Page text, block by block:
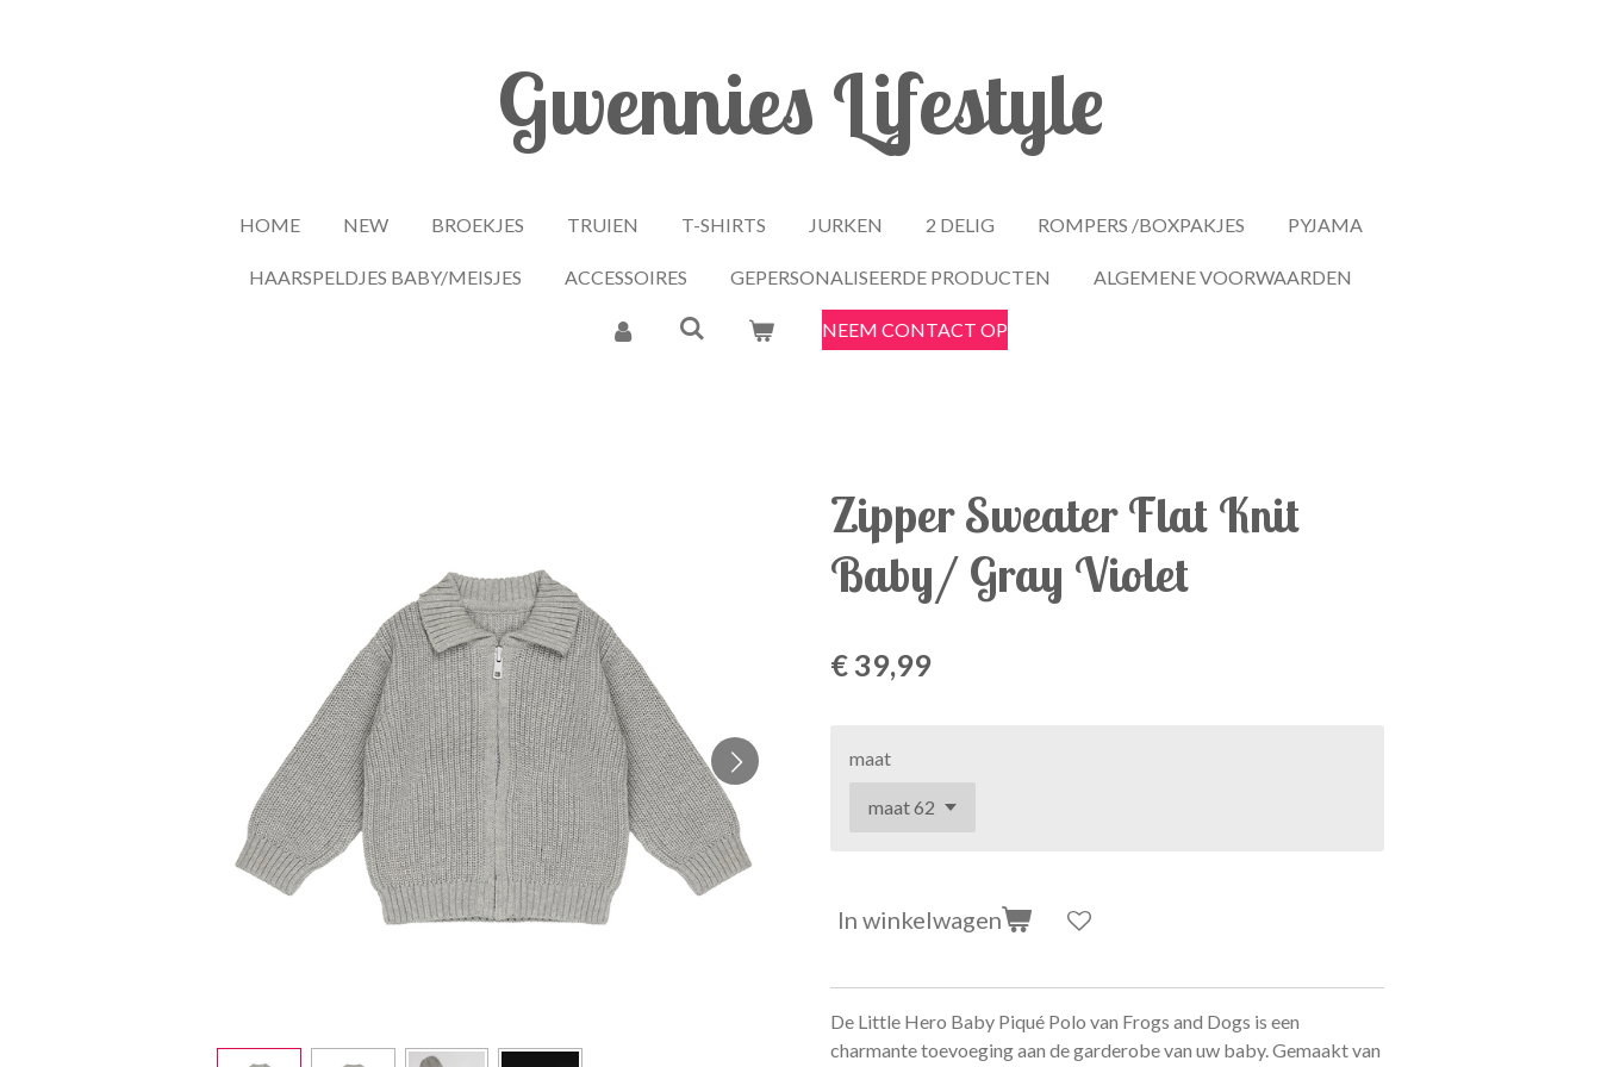
Gwennies Lifestyle
HOME NEW BROEKJES TRUIEN T-SHIRTS JURKEN 2 DELIG ROMPERS /BOXPAKJES PYJAMA
HAARSPELDJES BABY/MEISJES ACCESSOIRES GEPERSONALISEERDE PRODUCTEN ALGEMENE VOORWAARDEN
NEEM CONTACT OP
Zipper Sweater Flat Knit
Baby/ Gray Violet
€ 39,99
maat
In winkelwagen
De Little Hero Baby Piqué Polo van Frogs and Dogs is een
charmante toevoeging aan de garderobe van uw baby. Gemaakt van